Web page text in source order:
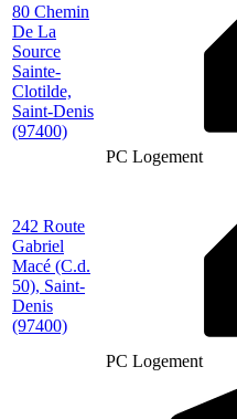
80 Chemin
De La
Source
Sainte-
Clotilde,
Saint-Denis
(97400)
PC Logement
242 Route
Gabriel
Macé (C.d.
50), Saint-
Denis
(97400)
PC Logement